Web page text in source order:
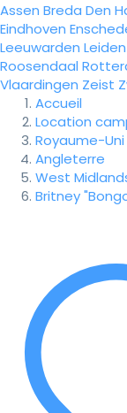
Assen Breda Den
Eindhoven
Leeuwarden Leiden
Roosendaal
Vlaardingen Zeist
Accueil
Location
Royaume-Uni
Angleterre
West
Britney